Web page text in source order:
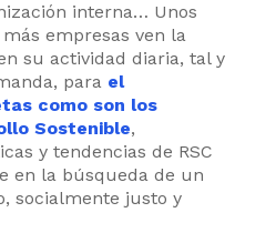
interna… Unos
empresas ven la
su actividad diaria, tal y
para el
como son los
Sostenible,
y tendencias de RSC
en la búsqueda de un
socialmente justo y